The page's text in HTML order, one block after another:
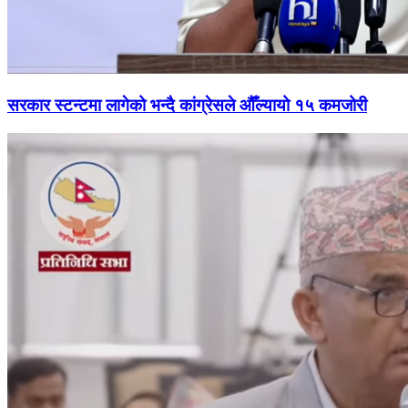
सरकार स्टन्टमा लागेको भन्दै कांग्रेसले औँल्यायो १५ कमजोरी